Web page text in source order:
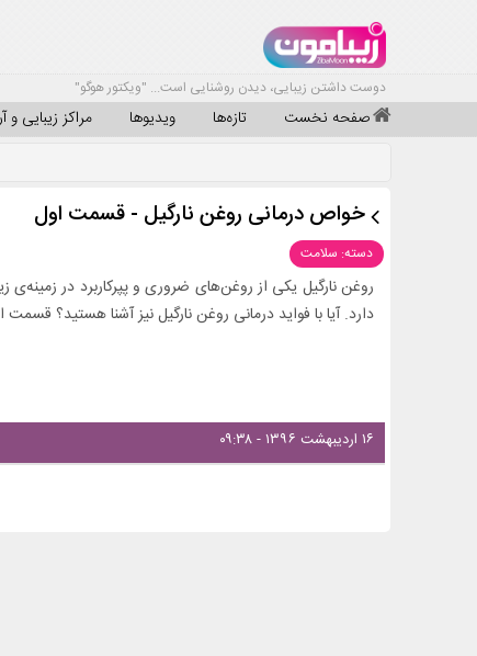
دوست داشتن زیبایی، دیدن روشنایی است... "ویکتور هوگو"
صفحه نخست تازه‌ها ویدیوها مراکز زیبایی و
خواص درمانی روغن نارگیل - قسمت اول
دسته: سلامت
روغن نارگیل یکی از روغن‌های ضروری و پپرکاربرد در
دارد. آیا با فواید درمانی روغن نارگیل نیز آشنا هستید؟ قسمت
۱۶ اردیبهشت ۱۳۹۶ - ۰۹:۳۸